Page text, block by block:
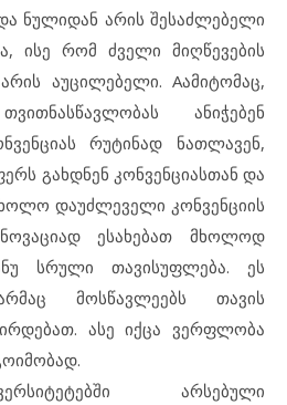
ნულიდან არის შესაძლებელი
ისე რომ ძველი მიღწევების
აუცილებელი. Aამიტომაც,
ანიჭებენ
რუტინად ნათლავენ,
გახდნენ კონვენციასთან და
დაუძლეველი კონვენციის
ესახებათ მხოლოდ
სრული თავისუფლება. ეს
მოსწავლეებს თავის
ასე იქცა ვერფლობა
არსებული